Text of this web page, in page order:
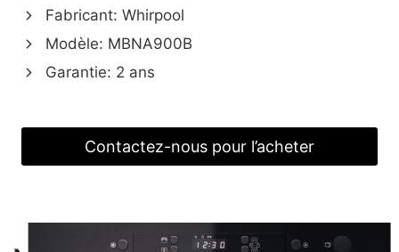
Fabricant: Whirpool
Modèle: MBNA900B
Garantie: 2 ans
Contactez-nous pour l’acheter